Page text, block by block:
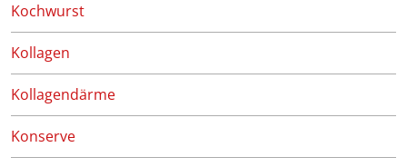
Kochwurst
Kollagen
Kollagendärme
Konserve